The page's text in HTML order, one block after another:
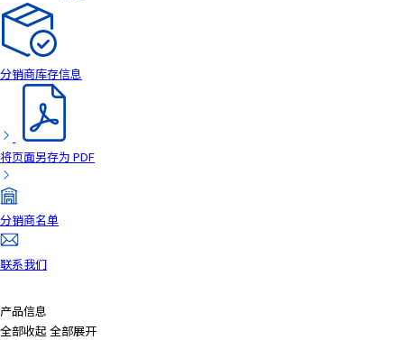
分销商库存信息
将页面另存为 PDF
分销商名单
联系我们
产品信息
全部收起 全部展开